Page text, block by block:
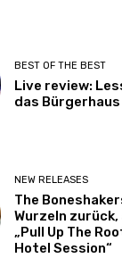
BEST OF THE BEST
Live review:
das
NEW RELEASES
The
Wurzeln
„Pull Up The
Hotel Session“